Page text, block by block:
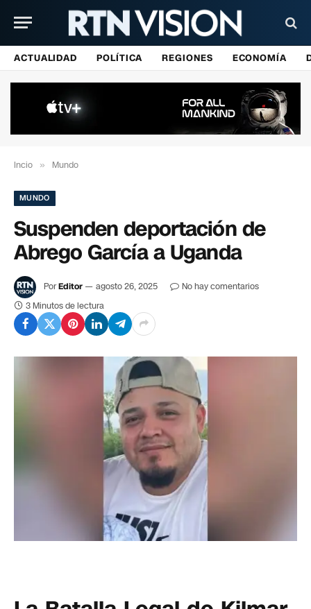
ACTUALIDAD POLÍTICA REGIONES ECONOMÍA
Incio » Mundo
MUNDO
Suspenden deportación de
Abrego García a Uganda
PorEditor agosto 26, 2025
No hay comentarios
3 Minutos de lectura